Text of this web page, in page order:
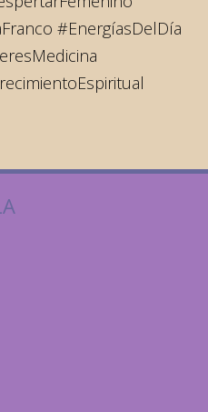
#EnergíasDelDía